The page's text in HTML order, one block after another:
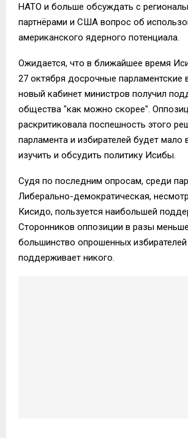
НАТО и больше обсуждать с
партнёрами и США вопрос об
американского ядерного потенциала.
Ожидается, что в ближайшее время
27 октября досрочные
новый кабинет министров получил
общества "как можно скорее".
раскритиковала поспешность этого
парламента и избирателей будет мало
изучить и обсудить политику Исибы.
Судя по последним опросам, среди
Либерально-демократическая,
Кисидо, пользуется наибольшей
Сторонников оппозиции в разы
большинство опрошенных
поддерживает никого.